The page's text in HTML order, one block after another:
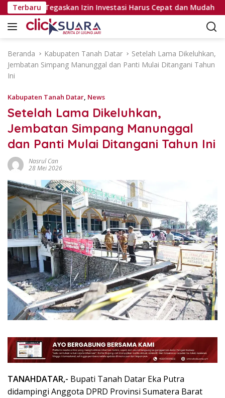
a
TerbaruTegaskan Izin Investasi Harus Cepat dan Mudah
Beranda Kabupaten Tanah Datar
Setelah Lama Dikeluhkan,
Jembatan Simpang Manunggal dan Panti Mulai Ditangani Tahun
Ini
Kabupaten Tanah Datar, News
Setelah Lama Dikeluhkan,
Jembatan Simpang Manunggal
dan Panti Mulai Ditangani Tahun Ini
Nasrul Can
28 Mei 2026
TANAHDATAR,- Bupati Tanah Datar Eka Putra
didampingi Anggota DPRD Provinsi Sumatera Barat